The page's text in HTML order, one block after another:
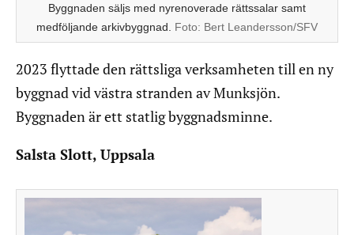
Byggnaden säljs med nyrenoverade rättssalar samt
medföljande arkivbyggnad. Foto: Bert Leandersson/SFV
2023 flyttade den rättsliga verksamheten till en ny
byggnad vid västra stranden av Munksjön.
Byggnaden är ett statlig byggnadsminne.
Salsta Slott, Uppsala